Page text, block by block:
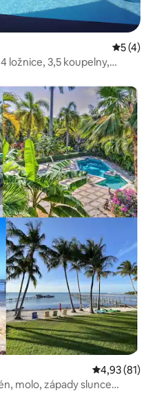
5 (4)
ložnice, 3,5 koupelny,
Průměrné
4,93 (81)
molo, západy slunce